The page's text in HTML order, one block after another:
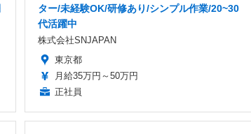
ター/未経験OK/研修あり/シンプル作業/20~30
代活躍中
株式会社SNJAPAN
東京都
月給35万円～50万円
正社員